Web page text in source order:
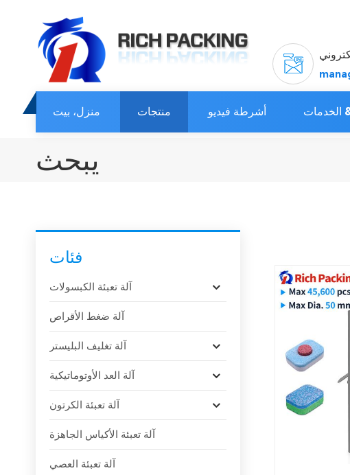
منزل، بيت منتجات أشرطة فيديو الخدمات
يبحث
فئات
آلة تعبئة الكبسولات
آلة ضغط الأقراص
آلة تغليف البليستر
آلة العد الأوتوماتيكية
آلة تعبئة الكرتون
آلة تعبئة الأكياس الجاهزة
آلة تعبئة العصي